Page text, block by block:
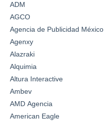
ADM
AGCO
Agencia de Publicidad México
Agenxy
Alazraki
Alquimia
Altura Interactive
Ambev
AMD Agencia
American Eagle